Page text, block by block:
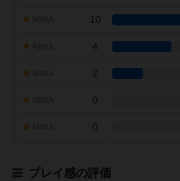
10
4
2
0
0
プレイ感の評価